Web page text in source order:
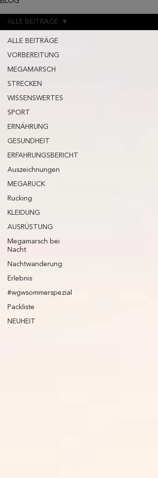
ALLE BEITRÄGE
VORBEREITUNG
MEGAMARSCH
STRECKEN
WISSENSWERTES
SPORT
ERNÄHRUNG
GESUNDHEIT
ERFAHRUNGSBERICHT
Auszeichnungen
MEGARUCK
Rucking
KLEIDUNG
AUSRÜSTUNG
Megamarsch bei
Nacht
Nachtwanderung
Erlebnis
#wgwsommerspezial
Packliste
NEUHEIT
ALLE BEITRÄGE